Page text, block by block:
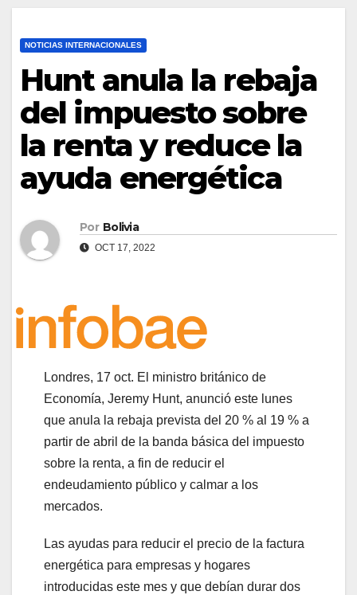
NOTICIAS INTERNACIONALES
Hunt anula la rebaja
del impuesto sobre
la renta y reduce la
ayuda energética
Por Bolivia
OCT 17, 2022
Londres, 17 oct. El ministro británico de
Economía, Jeremy Hunt, anunció este lunes
que anula la rebaja prevista del 20 % al 19 % a
partir de abril de la banda básica del impuesto
sobre la renta, a fin de reducir el
endeudamiento público y calmar a los
mercados.
Las ayudas para reducir el precio de la factura
energética para empresas y hogares
introducidas este mes y que debían durar dos